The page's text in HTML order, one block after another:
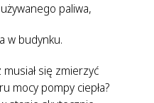
paliwa,
w budynku.
się zmierzyć
mocy pompy ciepła?